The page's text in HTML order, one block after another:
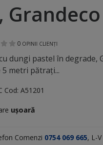
0 OPINII CLIENȚI
dungi pastel în degrade,
5 metri pătraţi...
Cod: A51201
ușoară
Comenzi 0754 069 665, L-